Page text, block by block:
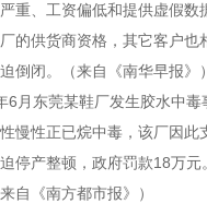
重、工资偏低和提供虚假数
的供货商资格，其它客户也
倒闭。（来自《南华早报》）
东莞某鞋厂发生胶水中毒
慢性正已烷中毒，该厂因此
停产整顿，政府罚款18万元
自《南方都市报》）